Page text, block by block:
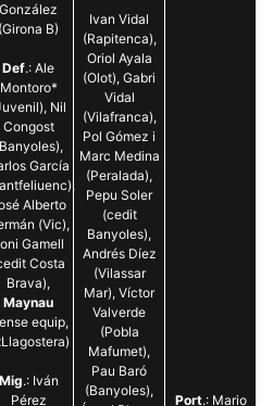
González
(Girona B)
Def.: Ale
Montoro*
Nil
Congost
García
Alberto
(Vic),
Gamell
Costa
Brava),
Maynau
equip,
Mig.: Iván
Pérez
Ivan Vidal
(Rapitenca),
Oriol Ayala
(Olot), Gabri
Vidal
(Vilafranca),
Pol Gómez i
Marc Medina
(Peralada),
Pepu Soler
(cedit
Banyoles),
Andrés Díez
(Vilassar
Mar), Víctor
Valverde
(Pobla
Mafumet),
Pau Baró
(Banyoles),
Port.: Mario